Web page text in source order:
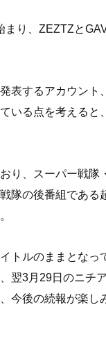
り、ZEZTZと
表するアカウン
いる点を考える
り、スーパー戦隊
隊の後番組であ
トルのままとな
翌3月29日のニチ
今後の続報が楽し